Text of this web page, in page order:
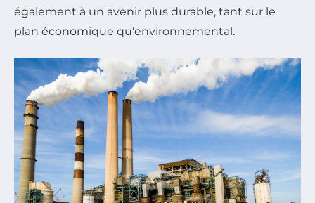
également à un avenir plus durable, tant sur le
plan économique qu’environnemental.